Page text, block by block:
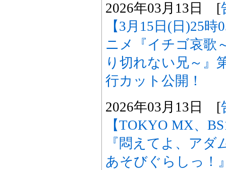
2026年03月13日 [
【3月15日(日)25
ニメ『イチゴ哀歌
り切れない兄～
行カット公開！
2026年03月13日 [
【TOKYO MX、
『悶えてよ、アダ
あそびぐらしっ！